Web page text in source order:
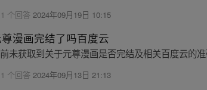
1 个回答2024年09月19日 10:15
漫画完结了吗百度云
未获取到关于元尊漫画是否完结及相关百度云的准
1 个回答2024年09月13日 21:13